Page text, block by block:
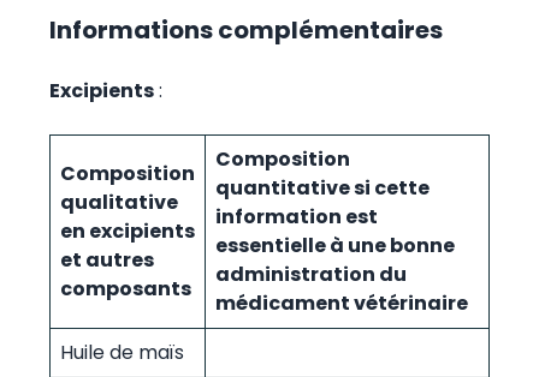
Informations complémentaires
Excipients:
Composition
qualitative
en excipients
et autres
composants
Composition
quantitative si cette
information est
essentielle à une bonne
administration du
médicament vétérinaire
Huile de maïs